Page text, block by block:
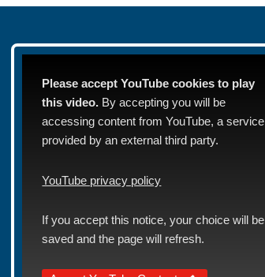
Please accept YouTube cookies to play
this video. By accepting you will be
accessing content from YouTube, a service
provided by an external third party.
YouTube privacy policy
If you accept this notice, your choice will be
saved and the page will refresh.